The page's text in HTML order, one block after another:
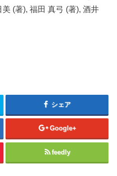
(著), 福田 真弓 (著), 酒井
シェア
Google+
feedly